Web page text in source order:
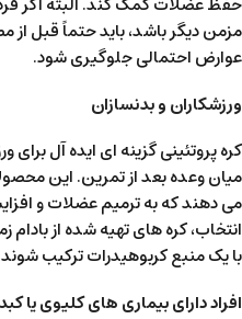
مزمن دیگر باشد، باید حتماً قبل
عوارض احتمالی جلوگیری شود.
ورزشکاران و بدنسازان
کره پروتئینی گزینه ای ایده آل
میان وعده بعد از تمرین. این
می دهند که به ترمیم عضلات و
انتخاب، کره های تهیه شده از بادام
با یک منبع کربوهیدرات ترکیب
افراد دارای بیماری های کلیوی یا